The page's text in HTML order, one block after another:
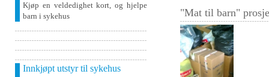
Kjøp en veldedighet kort, og hjelpe
barn i sykehus
Innkjøpt utstyr til sykehus
"Mat til barn"